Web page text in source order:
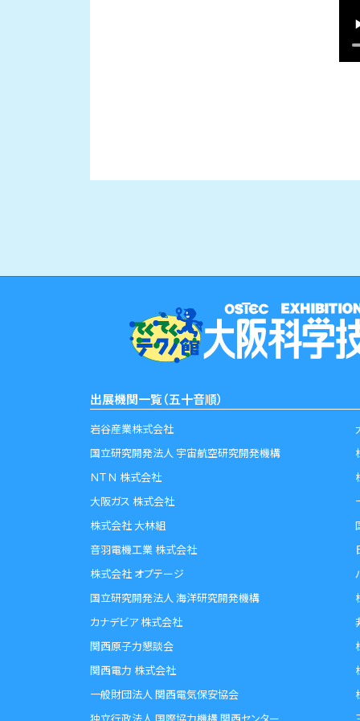
出展機関一覧（五十音順）
岩谷産業株式会社
国立研究開発法人 宇宙航空研究開発機構
ＮＴＮ 株式会社
大阪ガス 株式会社
株式会社 大林組
音羽電機工業 株式会社
株式会社 オプテージ
国立研究開発法人 海洋研究開発機構
カナデビア 株式会社
関西原子力懇談会
関西電力 株式会社
一般財団法人 関西電気保安協会
独立行政法人 国際協力機構 関西センター